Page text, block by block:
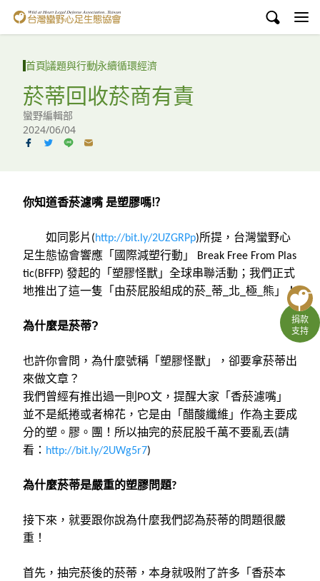
台灣蠻野心足生態協會
議題與行動
環境教育
白海豚媽祖宮
臉書
YouTube
捐款
支持
首頁議題與行動永續循環經濟
菸蒂回收菸商有責
蠻野編輯部
2024/06/04
你知道香菸濾嘴 是塑膠嗎⁉
如同影片 (http://bit.ly/2UZGRPp)所提，台灣蠻野心
足生態協會響應「國際減塑行動」
Break Free From Plas
tic(BFFP) 發起的「塑膠怪獸」全球串聯活動；我們正式
地推出了這一隻「由菸屁股組成的菸 蒂 北 極 熊」！
為什麼是菸蒂?
也許你會問，為什麼號稱「塑膠怪獸」，卻要拿菸蒂出
來做文章？
我們曾經有推出過一則 PO文，提醒大家「香菸濾嘴」
並不是紙捲或者棉花，它是由「醋酸纖維」作為主要成
分的塑。膠。團！所以抽完的菸屁股千萬不要亂丟(請
看： http://bit.ly/2UWg5r7)
為什麼菸蒂是嚴重的塑膠問題?
接下來，就要跟你說為什麼我們認為菸蒂的問題很嚴
重！
首先，抽完菸後的菸蒂，本身就吸附了許多「香菸本